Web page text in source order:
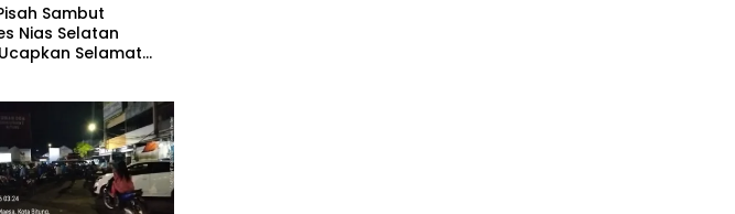
Sambut
Nias Selatan
Selamat